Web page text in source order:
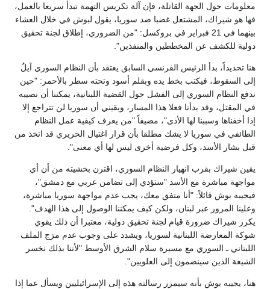
معلومات حول الجهة القاتلة، فإن آلة تكريس التهمة تبدأ سريعا بالعمل،
فها هو شيراك، المشتعل غضبا ضد سوريا، يقول لبوش في خلال العشاء
بينهما في 21 فبراير في بروكسل: "من الضروري، إطلاق لجنة تحقيق
دولية للكشف عن المخططين والمنفذين".
هنا تحديداً، بدأ الرئيس الفرنسي السابق يعتقد بأن النظام السوري آيلٌ
إلى السقوط، فيكتب بخط يده وبقلم أسود وتحته سطر بالأحمر: "حين
ندفع النظام السوري إلى الفشل حول القضية اللبنانية، يمكننا أن نصيبه
في المقتل، وقد بدأنا فعلا هذا المسار، ويقيني أن سوريا لن تتراجع إلا
إذا أخفناها وسببنا لها الأذى"، مضيفاً "من يعرف كيفية عمل النظام
الطائفي في سوريا لا يشك مطلقا بأن قرار اغتيال الحريري قد اتخذ من
قبل بشار الأسد، وكل فرضية أخرى ليس لها أي معنى".
يقين شيراك بقرب انهيار النظام السوري، اقترن بخشيته من أن أي
مواجهة مباشرة مع الأسد "ستؤدي إلى تضامن عربي مع دمشق"،
فيجيبه بوش قائلاً: "أنا متفق معك، يجب عدم مواجهة سوريا مباشرة،
وعلينا المرور عبر لبنان، ولكن كيف يمكننا الوصول إلى هذا الهدف".
يكرر شيراك ضرورة قيام لجنة تحقيق دولية، معتبرا أن ذلك يقوي
شوكة المعارضة اللبنانية لسوريا، ويشدد على وجوب عدم مزج الملف
اللبناني ـ السوري مع مسيرة سلام الشرق الأوسط "لأننا بذلك نخسر
الشيعة الذين سينضمون إلى العلويين".
هنا، يجيبه بوش بأنه سيمرر رسالته هذه إلى الإسرائيليين ويسأل عما إذا